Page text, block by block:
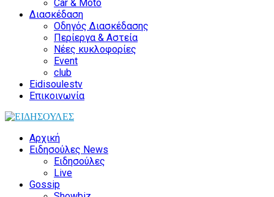
Car & Moto
Διασκέδαση
Οδηγός Διασκέδασης
Περίεργα & Αστεία
Νέες κυκλοφορίες
Event
club
Eidisoulestv
Επικοινωνία
Αρχική
Ειδησούλες News
Ειδησούλες
Live
Gossip